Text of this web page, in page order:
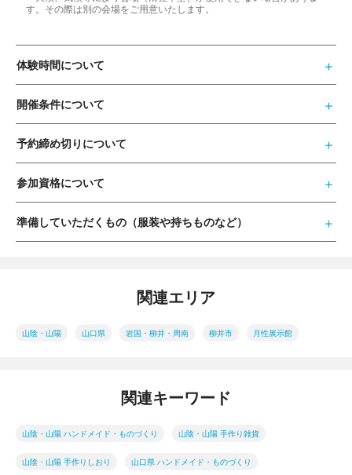
す。その際は別の会場をご用意いたします。
体験時間について
開催条件について
予約締め切りについて
参加資格について
準備していただくもの（服装や持ちものなど）
関連エリア
山陰・山陽 山口県 岩国・柳井・周南 柳井市 月性展示館
関連キーワード
山陰・山陽 ハンドメイド・ものづくり 山陰・山陽 手作り雑貨
山陰・山陽 手作りしおり 山口県 ハンドメイド・ものづくり